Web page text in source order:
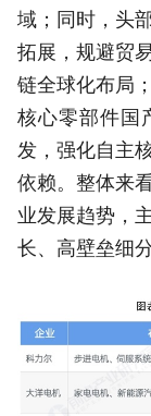
域；同时，头
拓展，规避贸
链全球化布局
核心零部件国
发，强化自主
依赖。整体来
业发展趋势，
长、高壁垒细